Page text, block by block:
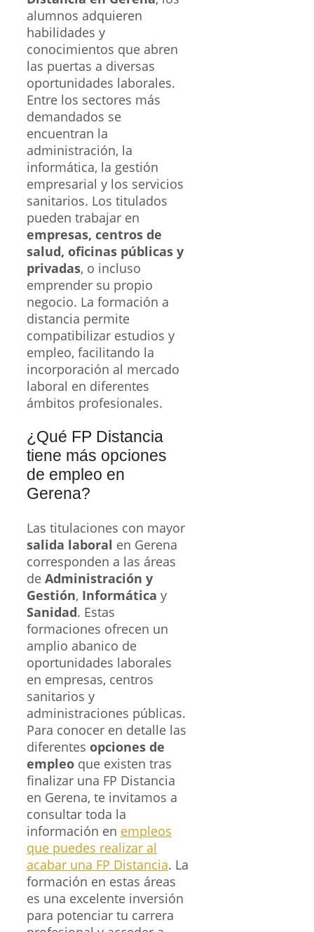
alumnos adquieren
habilidades y
conocimientos que abren
las puertas a diversas
oportunidades laborales.
Entre los sectores más
demandados se
encuentran la
administración, la
informática, la gestión
empresarial y los servicios
sanitarios. Los titulados
pueden trabajar en
empresas, centros de
salud, oficinas públicas y
privadas, o incluso
emprender su propio
negocio. La formación a
distancia permite
compatibilizar estudios y
empleo, facilitando la
incorporación al mercado
laboral en diferentes
ámbitos profesionales.
¿Qué FP Distancia
tiene más opciones
de empleo en
Gerena?
Las titulaciones con mayor
salida laboral en Gerena
corresponden a las áreas
de Administración y
Gestión, Informática y
Sanidad. Estas
formaciones ofrecen un
amplio abanico de
oportunidades laborales
en empresas, centros
sanitarios y
administraciones públicas.
Para conocer en detalle las
diferentes opciones de
empleo que existen tras
finalizar una FP Distancia
en Gerena, te invitamos a
consultar toda la
información en empleos
que puedes realizar al
acabar una FP Distancia. La
formación en estas áreas
es una excelente inversión
para potenciar tu carrera